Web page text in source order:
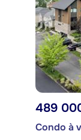
489
Condo à